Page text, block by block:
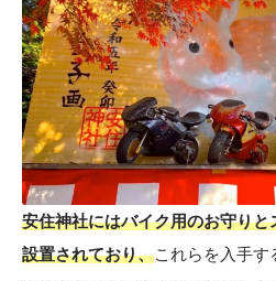
安住神社にはバイク用のお守り
設置されており、これらを入手